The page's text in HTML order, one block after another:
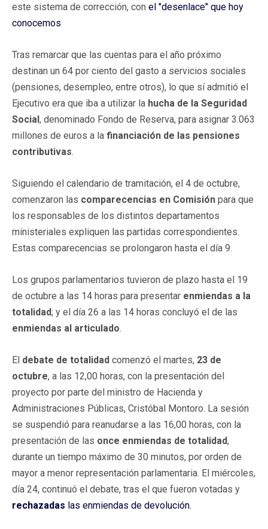
este sistema de corrección, con el "desenlace" que hoy
conocemos
Tras remarcar que las cuentas para el año próximo
destinan un 64 por ciento del gasto a servicios sociales
(pensiones, desempleo, entre otros), lo que sí admitió el
Ejecutivo era que iba a utilizar la hucha de la Seguridad
Social, denominado Fondo de Reserva, para asignar 3.063
millones de euros a la financiación de las pensiones
contributivas.
Siguiendo el calendario de tramitación, el 4 de octubre,
comenzaron las comparecencias en Comisión para que
los responsables de los distintos departamentos
ministeriales expliquen las partidas correspondientes.
Estas comparecencias se prolongaron hasta el día 9.
Los grupos parlamentarios tuvieron de plazo hasta el 19
de octubre a las 14 horas para presentar enmiendas a la
totalidad; y el día 26 a las 14 horas concluyó el de las
enmiendas al articulado.
El debate de totalidad comenzó el martes, 23 de
octubre, a las 12,00 horas, con la presentación del
proyecto por parte del ministro de Hacienda y
Administraciones Públicas, Cristóbal Montoro. La sesión
se suspendió para reanudarse a las 16,00 horas, con la
presentación de las once enmiendas de totalidad,
durante un tiempo máximo de 30 minutos, por orden de
mayor a menor representación parlamentaria. El miércoles,
día 24, continuó el debate, tras el que fueron votadas y
rechazadas las enmiendas de devolución.